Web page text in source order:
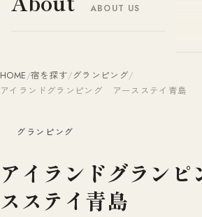
ABOUT US
HOME/宿を探す/グランピング/
アイランドグランピング アースステイ青島
グランピング
アイランドグラン
スステイ青島